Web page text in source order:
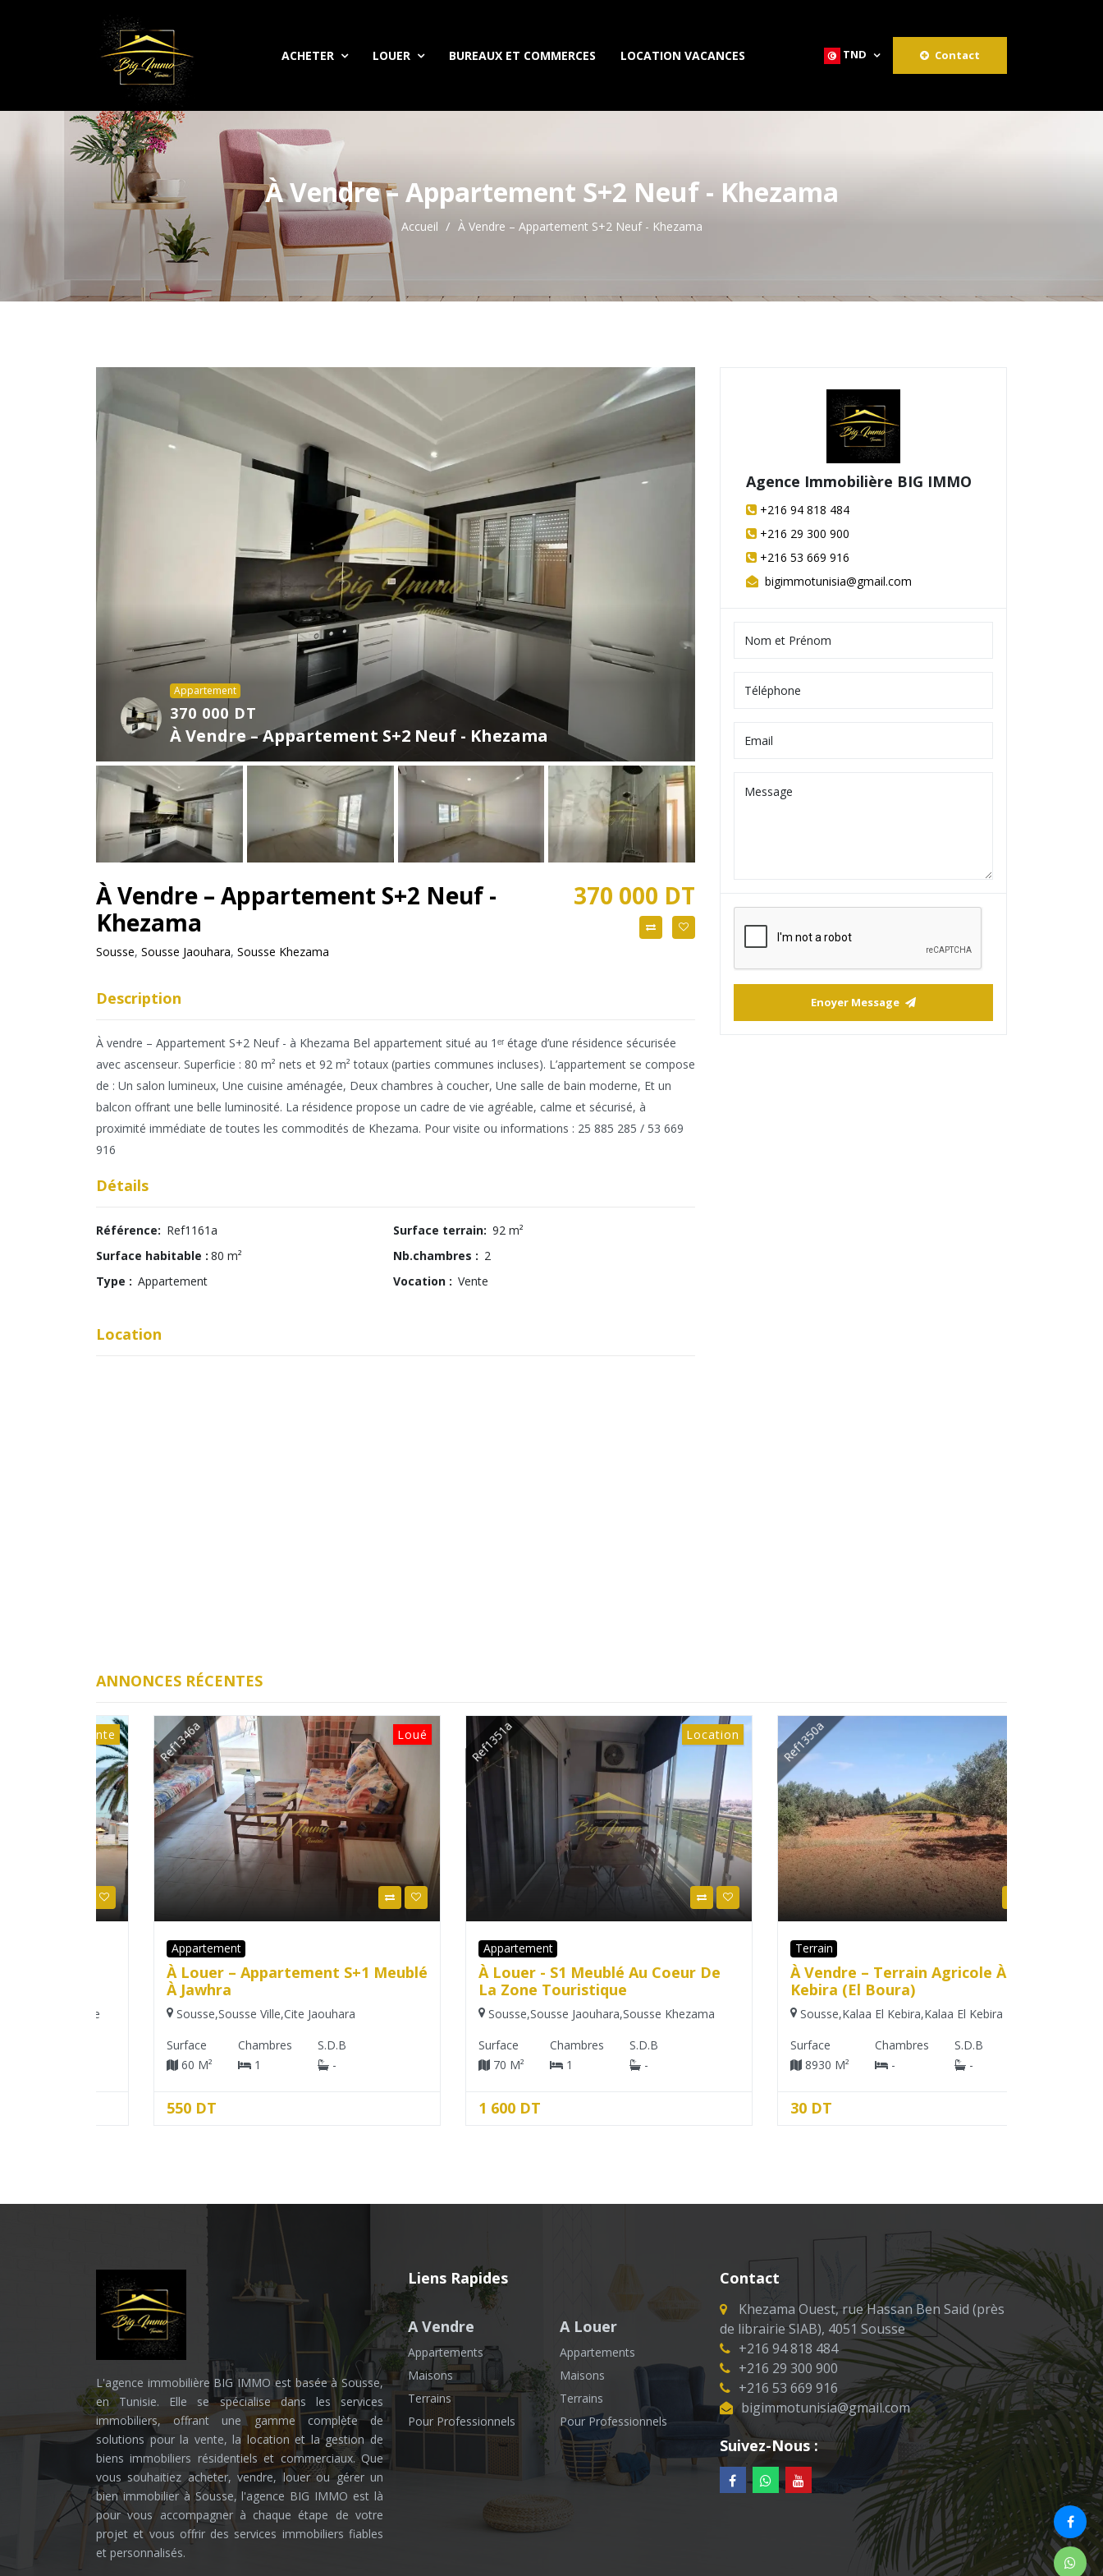
ACHETER LOUER BUREAUX ET COMMERCES LOCATION VACANCES TND Contact
À Vendre – Appartement S+2 Neuf - Khezama
Accueil À Vendre – Appartement S+2 Neuf - Khezama
Appartement
370 000 DT
À Vendre – Appartement S+2 Neuf - Khezama
Appartement
À Vendre – Appartement S+2 Neuf -
À Vendre – Appartement S+2 Neuf -
Khezama
Sousse, Sousse Jaouhara, Sousse Khezama
370 000 DT
Description
À vendre – Appartement S+2 Neuf - à Khezama Bel appartement situé au 1ᵉʳ étage d’une résidence sécurisée
avec ascenseur. Superficie : 80 m² nets et 92 m² totaux (parties communes incluses). L’appartement se compose
de : Un salon lumineux, Une cuisine aménagée, Deux chambres à coucher, Une salle de bain moderne, Et un
balcon offrant une belle luminosité. La résidence propose un cadre de vie agréable, calme et sécurisé, à
proximité immédiate de toutes les commodités de Khezama. Pour visite ou informations : 25 885 285 / 53 669
916
Détails
Référence: Ref1161a Surface terrain: 92 m²
Surface habitable : 80 m² Nb.chambres : 2
Type : Appartement Vocation : Vente
Location
Agence Immobilière BIG IMMO
+216 94 818 484
+216 29 300 900
+216 53 669 916
bigimmotunisia@gmail.com
Enoyer Message
ANNONCES RÉCENTES
Ref1346a Loué
Appartement
À Louer – Appartement S+1 Meublé
À Jawhra
Sousse Ville,Cite Jaouhara
Chambres
1
S.D.B
Ref1351a Location
Appartement
À Louer - S1 Meublé Au Coeur De
La Zone Touristique
Sousse Jaouhara,Sousse Khezama
Chambres
1
S.D.B
1 600 DT
Ref1350a
À Vendre – Terrain Agricole À Kalaa
Kebira (El Boura)
Kalaa El Kebira,Kalaa El Kebira
8930 M²
Chambres
-
S.D.B
L'agence immobilière BIG IMMO est basée à Sousse,
en Tunisie. Elle se spécialise dans les services
immobiliers, offrant une gamme complète de
solutions pour la vente, la location et la gestion de
biens immobiliers résidentiels et commerciaux. Que
vous souhaitiez acheter, vendre, louer ou gérer un
bien immobilier à Sousse, l'agence BIG IMMO est là
pour vous accompagner à chaque étape de votre
projet et vous offrir des services immobiliers fiables
et personnalisés.
Liens Rapides
A Vendre
Appartements
Maisons
Terrains
Pour Professionnels
A Louer
Appartements
Maisons
Terrains
Pour Professionnels
Contact
Khezama Ouest, rue Hassan Ben Said (près
de librairie SIAB), 4051 Sousse
+216 94 818 484
+216 29 300 900
+216 53 669 916
bigimmotunisia@gmail.com
Suivez-Nous :